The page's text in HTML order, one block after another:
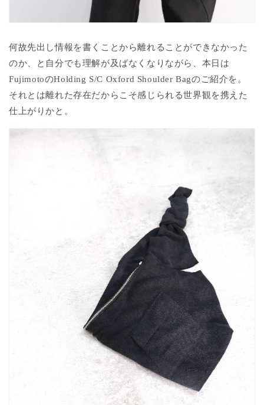
何故先出し情報を書くことから離れることができなかった
のか、と自分でも理解が及ばなくなりながら、本日は
FujimotoのHolding S/C Oxford Shoulder Bagのご紹介を。
それとは離れた存在だからこそ感じられる世界観を携えた
仕上がりかと。